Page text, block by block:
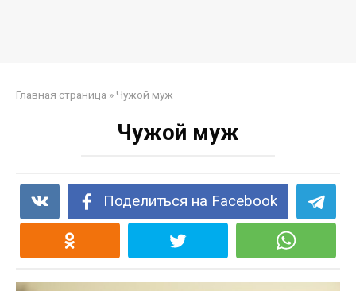
Главная страница » Чужой муж
Чужой муж
Поделиться на Facebook